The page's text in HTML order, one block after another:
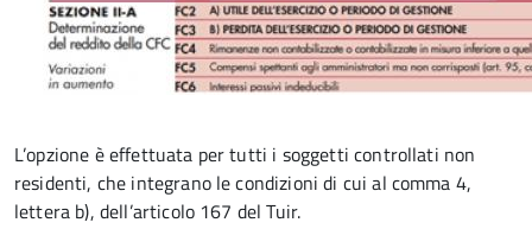
L’opzione è effettuata per tutti i soggetti controllati non
residenti, che integrano le condizioni di cui al comma 4,
lettera b), dell’articolo 167 del Tuir.